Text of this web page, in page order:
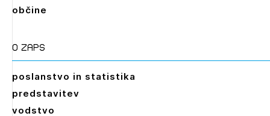
občine
O zaps
poslanstvo in statistika
predstavitev
vodstvo